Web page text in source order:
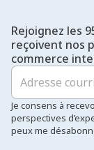
Rejoignez les
reçoivent nos
commerce
Je consens à
perspectives
peux me